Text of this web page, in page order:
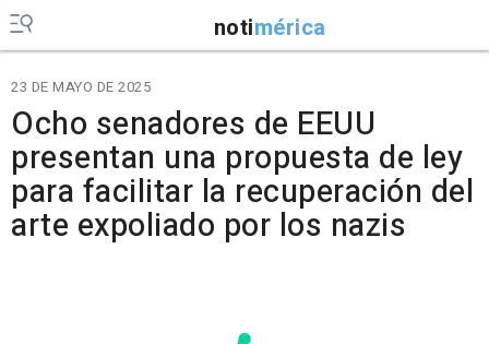
notimérica
23 DE MAYO DE 2025
Ocho senadores de EEUU
presentan una propuesta de ley
para facilitar la recuperación del
arte expoliado por los nazis